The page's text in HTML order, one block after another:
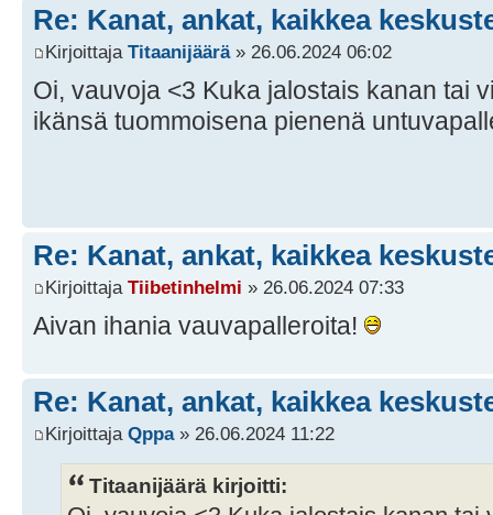
Re: Kanat, ankat, kaikkea
Kirjoittaja Titaanijäärä» 26.06.2024 06:02
Oi, vauvoja <3 Kuka jalostais kanan tai
ikänsä tuommoisena pienenä
Re: Kanat, ankat, kaikkea
Kirjoittaja Tiibetinhelmi » 26.06.2024 07:33
Aivan ihania vauvapalleroita!
Re: Kanat, ankat, kaikkea
Kirjoittaja Qppa» 26.06.2024 11:22
Titaanijäärä kirjoitti: